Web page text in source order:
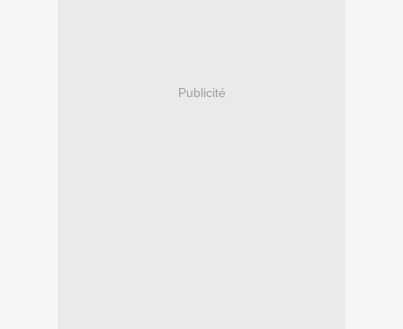
Publicité